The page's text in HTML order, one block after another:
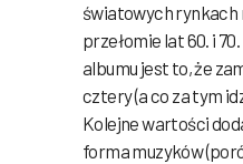
światowych rynkach
przełomie lat 60. i
albumu jest to, że
cztery (a co za tym
Kolejne wartości
forma muzyków